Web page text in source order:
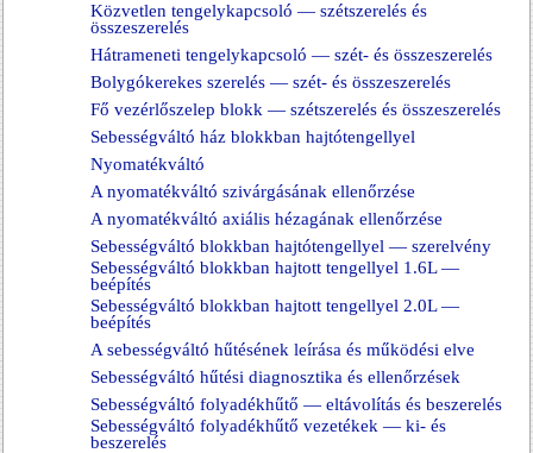
Közvetlen tengelykapcsoló — szétszerelés és
összeszerelés
Hátrameneti tengelykapcsoló — szét- és összeszerelés
Bolygókerekes szerelés — szét- és összeszerelés
Fő vezérlőszelep blokk — szétszerelés és összeszerelés
Sebességváltó ház blokkban hajtótengellyel
Nyomatékváltó
A nyomatékváltó szivárgásának ellenőrzése
A nyomatékváltó axiális hézagának ellenőrzése
Sebességváltó blokkban hajtótengellyel — szerelvény
Sebességváltó blokkban hajtott tengellyel 1.6L —
beépítés
Sebességváltó blokkban hajtott tengellyel 2.0L —
beépítés
A sebességváltó hűtésének leírása és működési elve
Sebességváltó hűtési diagnosztika és ellenőrzések
Sebességváltó folyadékhűtő — eltávolítás és beszerelés
Sebességváltó folyadékhűtő vezetékek — ki- és
beszerelés